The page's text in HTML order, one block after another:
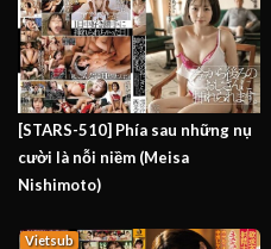
[STARS-510] Phía sau những nụ
cười là nỗi niềm (Meisa
Nishimoto)
Vietsub